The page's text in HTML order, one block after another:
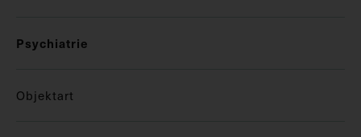
Psychiatrie
Objektart